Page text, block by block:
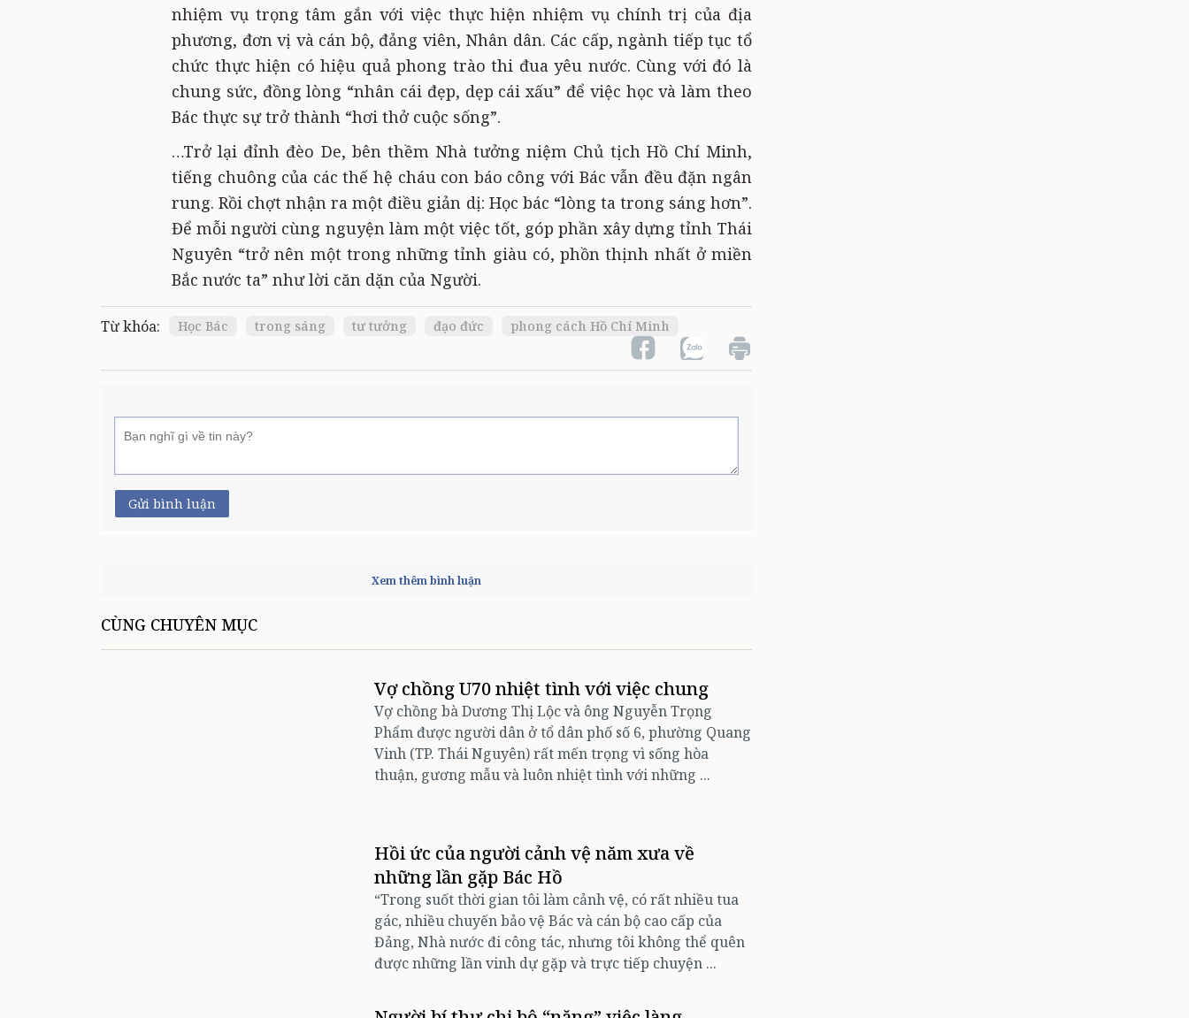
nhiệm vụ trọng tâm gắn với việc thực hiện nhiệm vụ chính trị của địa
phương, đơn vị và cán bộ, đảng viên, Nhân dân. Các cấp, ngành tiếp tục tổ
chức thực hiện có hiệu quả phong trào thi đua yêu nước. Cùng với đó là
chung sức, đồng lòng “nhân cái đẹp, dẹp cái xấu” để việc học và làm theo
Bác thực sự trở thành “hơi thở cuộc sống”.
…Trở lại đỉnh đèo De, bên thềm Nhà tưởng niệm Chủ tịch Hồ Chí Minh,
tiếng chuông của các thế hệ cháu con báo công với Bác vẫn đều đặn ngân
rung. Rồi chợt nhận ra một điều giản dị: Học bác “lòng ta trong sáng hơn”.
Để mỗi người cùng nguyện làm một việc tốt, góp phần xây dựng tỉnh Thái
Nguyên “trở nên một trong những tỉnh giàu có, phồn thịnh nhất ở miền
Bắc nước ta” như lời căn dặn của Người.
Từ khóa: Học Bác trong sáng tư tưởng đạo đức phong cách Hồ Chí Minh
Gửi bình luận
Xem thêm bình luận
CÙNG CHUYÊN MỤC
Vợ chồng U70 nhiệt tình với việc chung
Vợ chồng bà Dương Thị Lộc và ông Nguyễn Trọng
Phẩm được người dân ở tổ dân phố số 6, phường Quang
Vinh (TP. Thái Nguyên) rất mến trọng vì sống hòa
thuận, gương mẫu và luôn nhiệt tình với những ...
Hồi ức của người cảnh vệ năm xưa về
những lần gặp Bác Hồ
“Trong suốt thời gian tôi làm cảnh vệ, có rất nhiều tua
gác, nhiều chuyến bảo vệ Bác và cán bộ cao cấp của
Đảng, Nhà nước đi công tác, nhưng tôi không thể quên
được những lần vinh dự gặp và trực tiếp chuyện ...